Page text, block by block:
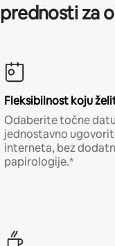
za
Fleksibilnost koju
Odaberite točne
jednostavno
interneta, bez
papirologije.*